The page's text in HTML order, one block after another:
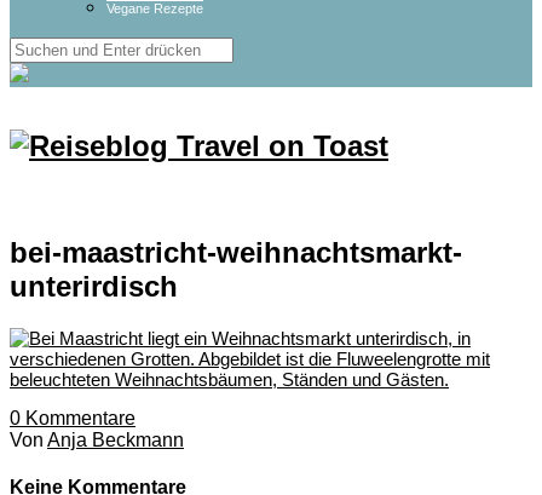
Vegane Rezepte
bei-maastricht-weihnachtsmarkt-
unterirdisch
0 Kommentare
Von Anja Beckmann
Keine Kommentare